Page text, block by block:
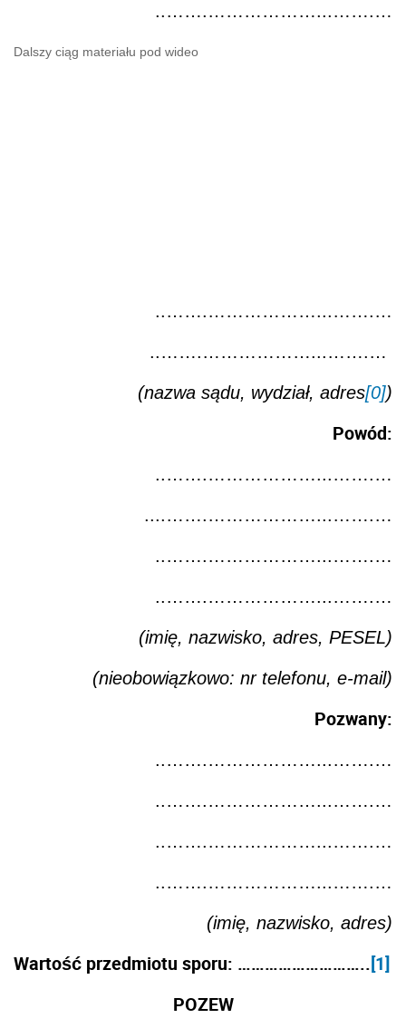
..…….………………...…….…
Dalszy ciąg materiału pod wideo
..…….………………...…….…
..…….………………...…….…
(nazwa sądu, wydział, adres[0])
Powód:
..…….………………...…….…
....…….………………...…….…
..…….………………...…….…
..…….………………...…….…
(imię, nazwisko, adres, PESEL)
(nieobowiązkowo: nr telefonu, e-mail)
Pozwany:
..…….………………...…….…
..…….………………...…….…
..…….………………...…….…
..…….………………...…….…
(imię, nazwisko, adres)
Wartość przedmiotu sporu: ………………………..[1]
POZEW